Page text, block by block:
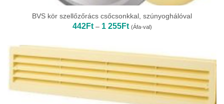
BVS kör szellőzőrács csőcsonkkal, szúnyoghálóval
442Ft – 1 255FtÁrtartomány:
442Ft
255Ft
(Áfa-val)